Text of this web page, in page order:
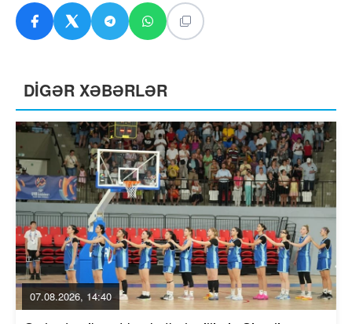
DİGƏR XƏBƏRLƏR
07.08.2026, 14:40